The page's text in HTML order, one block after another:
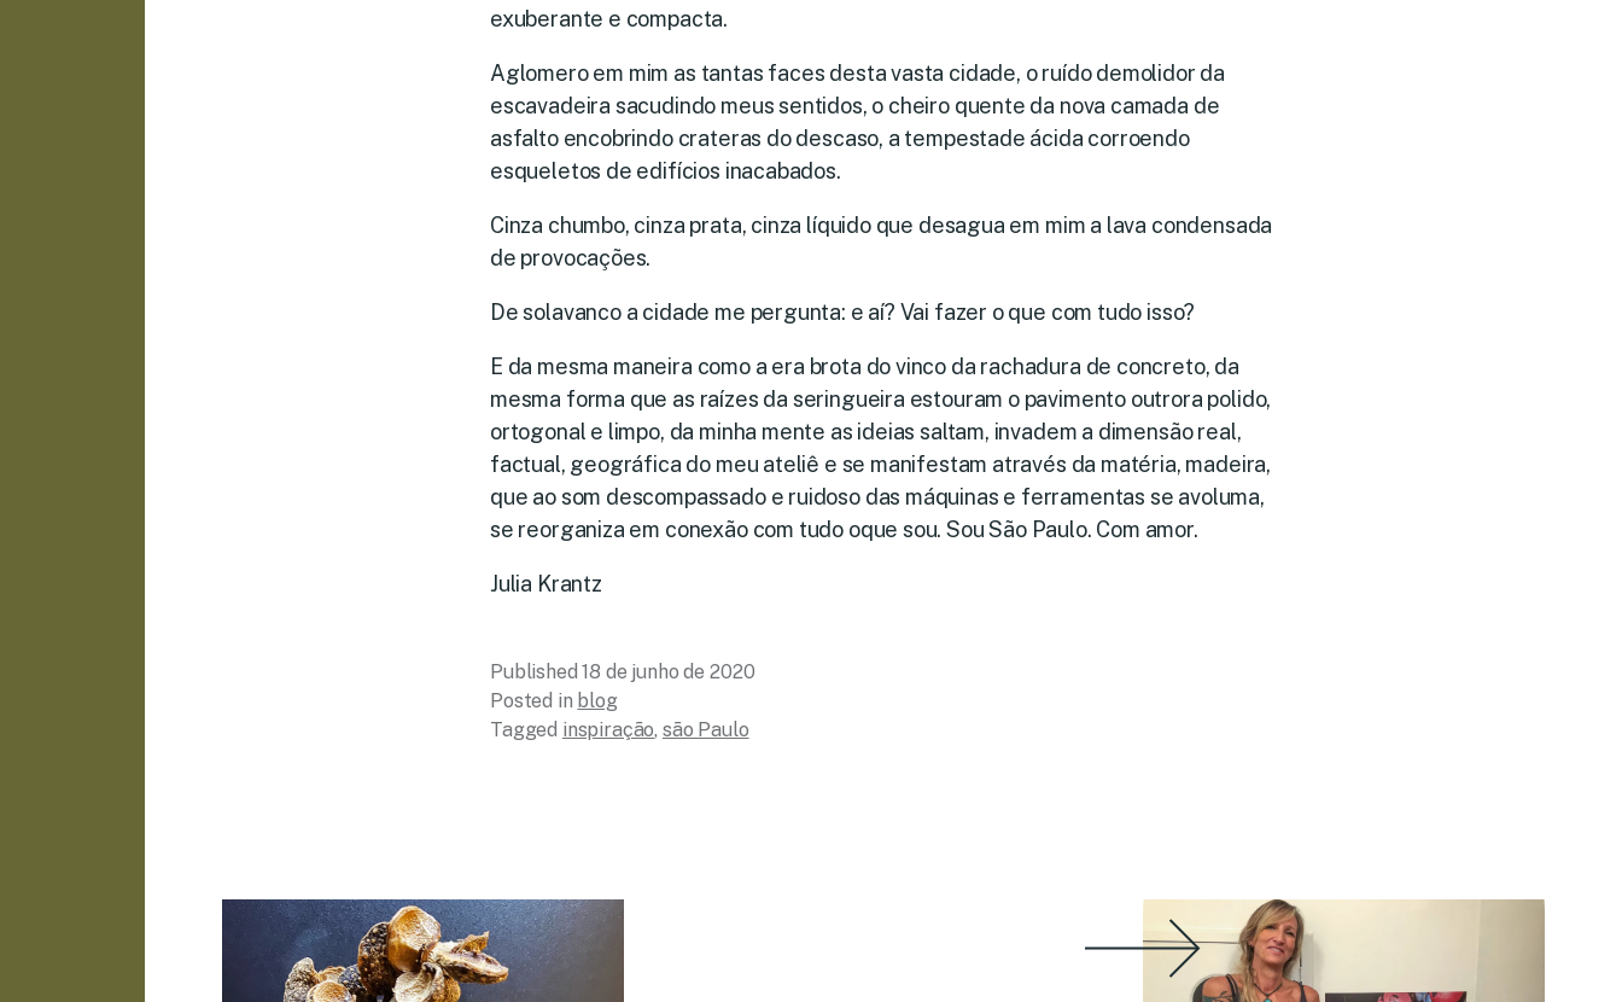
exuberante e compacta.
Aglomero em mim as tantas faces desta vasta cidade, o ruído demolidor da
escavadeira sacudindo meus sentidos, o cheiro quente da nova camada de
asfalto encobrindo crateras do descaso, a tempestade ácida corroendo
esqueletos de edifícios inacabados.
Cinza chumbo, cinza prata, cinza líquido que desagua em mim a lava condensada
de provocações.
De solavanco a cidade me pergunta: e aí? Vai fazer o que com tudo isso?
E da mesma maneira como a era brota do vinco da rachadura de concreto, da
mesma forma que as raízes da seringueira estouram o pavimento outrora polido,
ortogonal e limpo, da minha mente as ideias saltam, invadem a dimensão real,
factual, geográfica do meu ateliê e se manifestam através da matéria, madeira,
que ao som descompassado e ruidoso das máquinas e ferramentas se avoluma,
se reorganiza em conexão com tudo oque sou. Sou São Paulo. Com amor.
Julia Krantz
Published18 de junho de 2020
Posted in blog
Tagged inspiração, são Paulo